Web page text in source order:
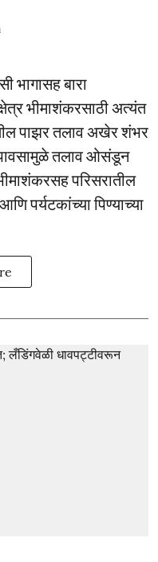
भागासह बारा
भीमाशंकरसाठी अत्यंत
पाझर तलाव अखेर शंभर
तलाव ओसंडून
परिसरातील
पर्यटकांच्या पिण्याच्या